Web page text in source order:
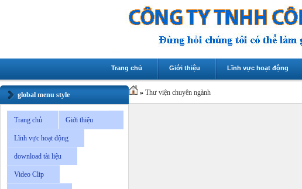
Trang chủ Giới thiệu Lĩnh vực hoạt động
global menu style
Trang chủ Giới thiệu
Lĩnh vực hoạt động
download tài liệu
Video Clip
» Thư viện chuyên ngành